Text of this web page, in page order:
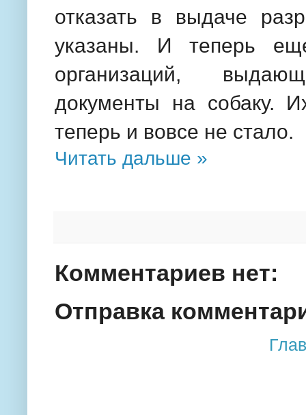
отказать в выдаче
указаны. И теперь
организаций,
документы на собаку.
теперь и вовсе не стало.
Читать дальше »
Комментариев нет:
Отправка